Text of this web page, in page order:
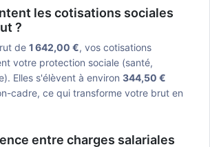
les cotisations sociales
?
de 1 642,00 €, vos cotisations
votre protection sociale (santé,
Elles s'élèvent à environ 344,50 €
cadre, ce qui transforme votre brut en
entre charges salariales